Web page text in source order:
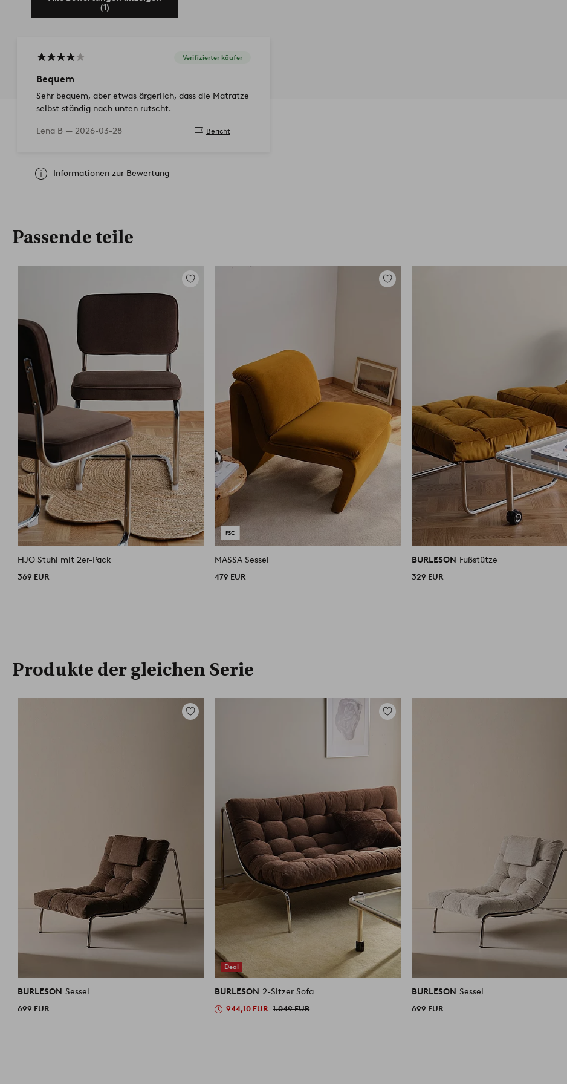
(1)
Verifizierter käufer
Bequem
Sehr bequem, aber etwas ärgerlich, dass die Matratze
selbst ständig nach unten rutscht.
Lena B — 2026-03-28 Bericht
Informationen zur Bewertung
Passende teile
Zu
HJO Stuhl mit 2er-Pack
369 EUR
Zu
MASSA Sessel
479 EUR
BURLESON Fußstütze
329 EUR
Produkte der gleichen Serie
Zu
BURLESON Sessel
699 EUR
Deal
Zu
BURLESON 2-Sitzer Sofa
944,10 EUR 1.049 EUR
BURLESON Sessel
699 EUR